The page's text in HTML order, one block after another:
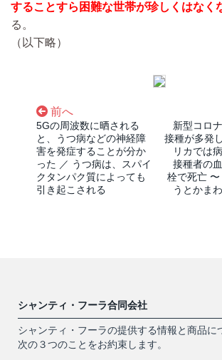
することすら困難な世帯が珍しくはなく
る。
（以下略）
前へ
5Gの周波数に晒される
と、うつ病などの神経障
害を発症することが分か
った ／ うつ病は、スパイ
クタンパク質によっても
引き起こされる
新型コロ
接種が多発
リカでは
接種者の
栓で死亡
うとかま
シャンティ・フーラ合同会社
シャンティ・フーラの提供する情報と商品に
次の３つのことをお約束します。